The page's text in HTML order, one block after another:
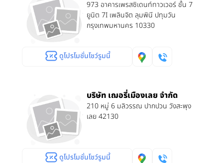
973 อาคารเพรสซิเดนท์ทาวเวอร์ ชั้น 7
ยูนิต 7I เพลินจิต ลุมพินี ปทุมวัน
กรุงเทพมหานคร 10330
ดูโปรโมชั่นโชว์รูมนี้
บริษัท เฌอรี่เมืองเลย จำกัด
210 หมู่ 6 มลิวรรณ ปากปวน วังสะพุง
เลย 42130
ดูโปรโมชั่นโชว์รูมนี้